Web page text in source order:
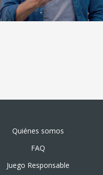
Quiénes somos
FAQ
Juego Responsable